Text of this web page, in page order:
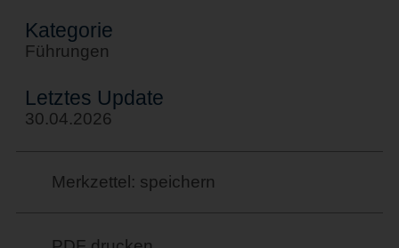
Kategorie
Führungen
Letztes Update
30.04.2026
Merkzettel: speichern